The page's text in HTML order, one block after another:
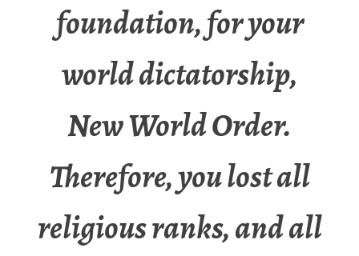
foundation, for your
world dictatorship,
New World Order.
Therefore, you lost all
religious ranks, and all